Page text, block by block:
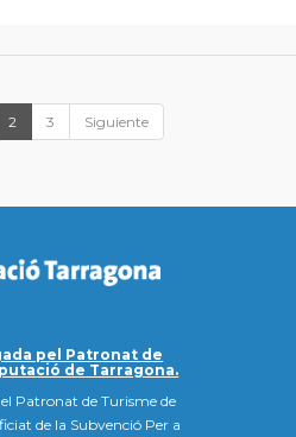
2 3 Siguiente
pel Patronat de
de Tarragona.
Patronat de Turisme de
de la Subvenció Per a